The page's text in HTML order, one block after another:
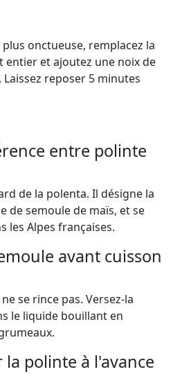
onctueuse, remplacez la
entier et ajoutez une noix de
reposer 5 minutes
entre polinte
de la polenta. Il désigne la
de semoule de maïs, et se
les Alpes françaises.
avant cuisson
se rince pas. Versez-la
le liquide bouillant en
polinte à l'avance